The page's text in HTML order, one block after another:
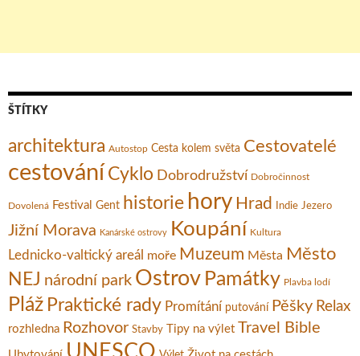
ŠTÍTKY
architektura Autostop Cesta kolem světa Cestovatelé
cestování Cyklo Dobrodružství Dobročinnost
Dovolená Festival Gent historie hory Hrad Indie Jezero
Jižní Morava Kanárské ostrovy Koupání Kultura
Lednicko-valtický areál moře Muzeum Města Město
NEJ národní park Ostrov Památky Plavba lodí
Pláž Praktické rady Promítání putování Pěšky Relax
rozhledna Rozhovor Stavby Tipy na výlet Travel Bible
UNESCO